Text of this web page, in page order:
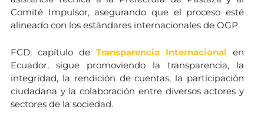
Comité Impulsor, asegurando que el proceso esté
alineado con los estándares internacionales de OGP.
FCD, capítulo de Transparencia Internacional en
Ecuador, sigue promoviendo la transparencia, la
integridad, la rendición de cuentas, la participación
ciudadana y la colaboración entre diversos actores y
sectores de la sociedad.